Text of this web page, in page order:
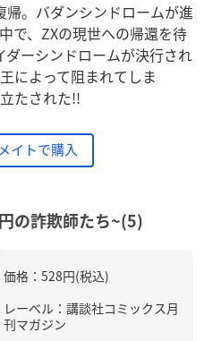
。バダンシンドロームが進
で、ZXの現世への帰還を待
ーシンドロームが決行され
によって阻まれてしま
たされた!!
イトで購入
の詐欺師たち~(5)
価格：528円(税込)
レーベル：講談社コミックス月
刊マガジン